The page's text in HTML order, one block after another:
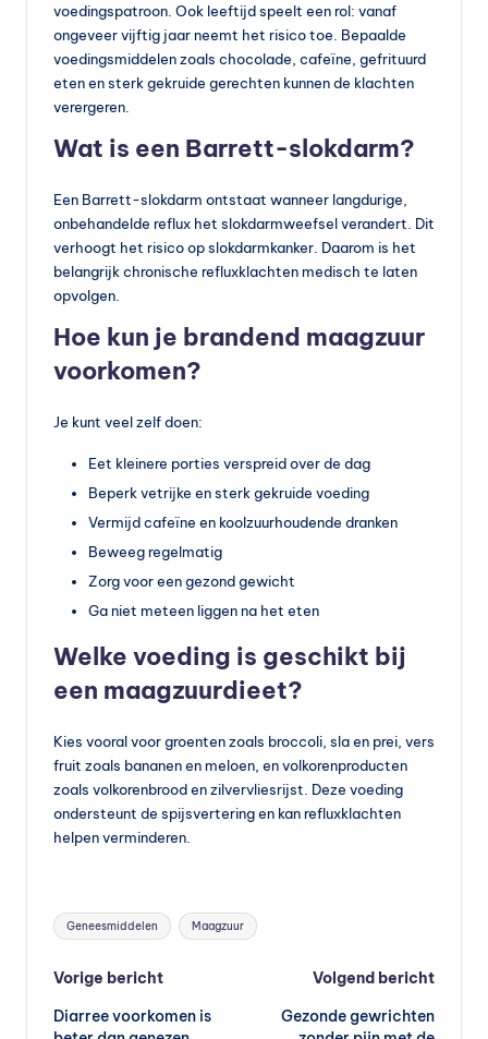
voedingspatroon. Ook leeftijd speelt een rol: vanaf
ongeveer vijftig jaar neemt het risico toe. Bepaalde
voedingsmiddelen zoals chocolade, cafeïne, gefrituurd
eten en sterk gekruide gerechten kunnen de klachten
verergeren.
Wat is een Barrett-slokdarm?
Een Barrett-slokdarm ontstaat wanneer langdurige,
onbehandelde reflux het slokdarmweefsel verandert. Dit
verhoogt het risico op slokdarmkanker. Daarom is het
belangrijk chronische refluxklachten medisch te laten
opvolgen.
Hoe kun je brandend maagzuur
voorkomen?
Je kunt veel zelf doen:
Eet kleinere porties verspreid over de dag
Beperk vetrijke en sterk gekruide voeding
Vermijd cafeïne en koolzuurhoudende dranken
Beweeg regelmatig
Zorg voor een gezond gewicht
Ga niet meteen liggen na het eten
Welke voeding is geschikt bij
een maagzuurdieet?
Kies vooral voor groenten zoals broccoli, sla en prei, vers
fruit zoals bananen en meloen, en volkorenproducten
zoals volkorenbrood en zilvervliesrijst. Deze voeding
ondersteunt de spijsvertering en kan refluxklachten
helpen verminderen.
Tags:
Geneesmiddelen Maagzuur
Bericht
navigatie
Vorige bericht
Diarree voorkomen is
Volgend bericht
Gezonde gewrichten